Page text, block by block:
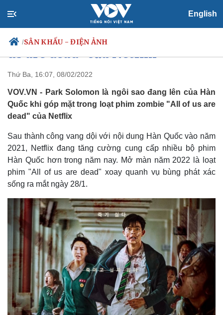
English
/SÂN KHẤU - ĐIỆN ẢNH
Chính trị
Đảng
Tổ chức nhân sự
Nhận diện sự thật
Xã hội
Tin 24h
Dấu ấn VOV
Việc làm
Biển đảo
Park Solomon - Trai đẹp gây sốt
trong loạt phim thây ma "All of
us are dead" của Netflix
Thứ Ba, 16:07, 08/02/2022
VOV.VN - Park Solomon là ngôi sao đang lên của Hàn
Quốc khi góp mặt trong loạt phim zombie "All of us are
dead" của Netflix
Sau thành công vang dội với nội dung Hàn Quốc vào năm
2021, Netflix đang tăng cường cung cấp nhiều bộ phim
Hàn Quốc hơn trong năm nay. Mở màn năm 2022 là loạt
phim "All of us are dead" xoay quanh vụ bùng phát xác
sống ra mắt ngày 28/1.